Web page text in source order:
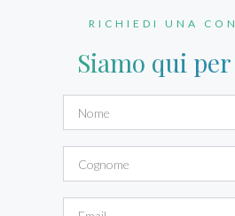
RICHIEDI UNA
Siamo qui